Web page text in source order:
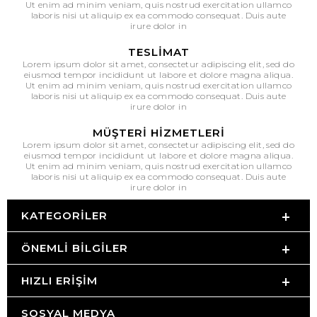
Ut enim ad minim veniam, quis nostrud exercitation ullamco
laboris nisi ut aliquip ex ea commodo consequat. Duis aute
irure dolor in
TESLIMAT
Lorem ipsum dolor sit amet, consectetur adipiscing elit, sed do
eiusmod tempor incididunt ut labore et dolore magna aliqua.
Ut enim ad minim veniam, quis nostrud exercitation ullamco
laboris nisi ut aliquip ex ea commodo consequat. Duis aute
irure dolor in
MÜŞTERI HIZMETLERI
Lorem ipsum dolor sit amet, consectetur adipiscing elit, sed do
eiusmod tempor incididunt ut labore et dolore magna aliqua.
Ut enim ad minim veniam, quis nostrud exercitation ullamco
laboris nisi ut aliquip ex ea commodo consequat. Duis aute
irure dolor in
KATEGORILER
ÖNEMLI BILGILER
HIZLI ERIŞIM
SOSYAL MEDYA